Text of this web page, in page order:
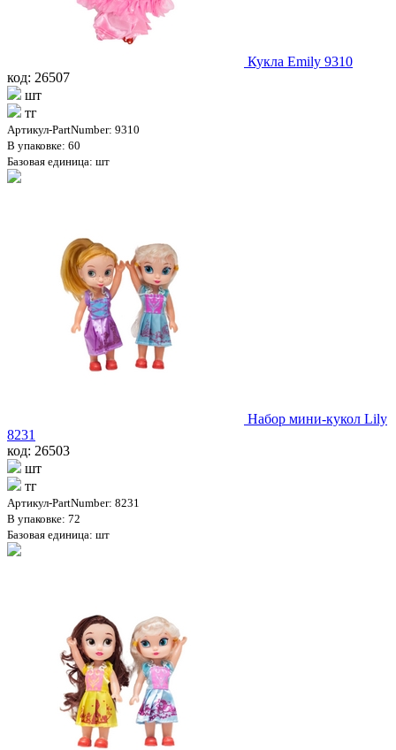
Кукла Emily 9310
код: 26507
шт
тг
Артикул-PartNumber: 9310
В упаковке: 60
Базовая единица: шт
Набор мини-кукол Lily
8231
код: 26503
шт
тг
Артикул-PartNumber: 8231
В упаковке: 72
Базовая единица: шт